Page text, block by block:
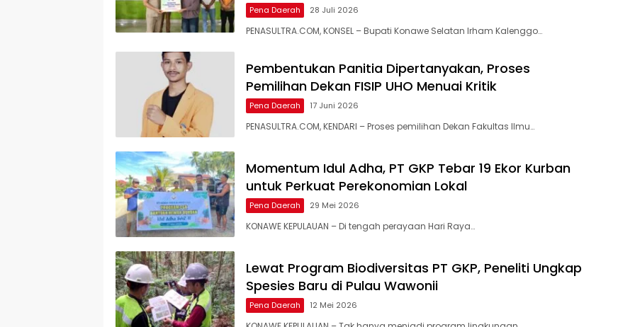
Pena Daerah 28 Juli 2026
PENASULTRA.COM, KONSEL – Bupati Konawe Selatan Irham Kalenggo…
Pembentukan Panitia Dipertanyakan, Proses
Pemilihan Dekan FISIP UHO Menuai Kritik
Pena Daerah 17 Juni 2026
PENASULTRA.COM, KENDARI – Proses pemilihan Dekan Fakultas Ilmu…
Momentum Idul Adha, PT GKP Tebar 19 Ekor Kurban
untuk Perkuat Perekonomian Lokal
Pena Daerah 29 Mei 2026
KONAWE KEPULAUAN – Di tengah perayaan Hari Raya…
Lewat Program Biodiversitas PT GKP, Peneliti Ungkap
Spesies Baru di Pulau Wawonii
Pena Daerah 12 Mei 2026